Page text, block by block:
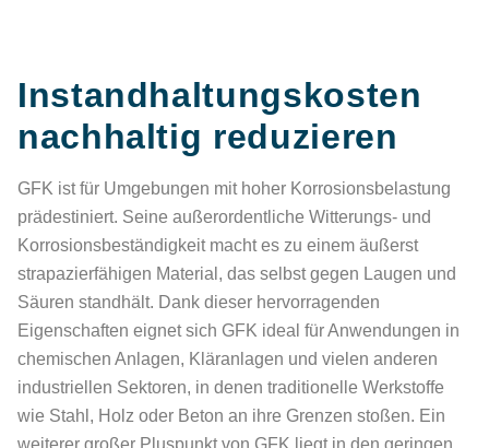
Instandhaltungskosten
nachhaltig reduzieren
GFK ist für Umgebungen mit hoher Korrosionsbelastung
prädestiniert. Seine außerordentliche Witterungs- und
Korrosionsbeständigkeit macht es zu einem äußerst
strapazierfähigen Material, das selbst gegen Laugen und
Säuren standhält. Dank dieser hervorragenden
Eigenschaften eignet sich GFK ideal für Anwendungen in
chemischen Anlagen, Kläranlagen und vielen anderen
industriellen Sektoren, in denen traditionelle Werkstoffe
wie Stahl, Holz oder Beton an ihre Grenzen stoßen. Ein